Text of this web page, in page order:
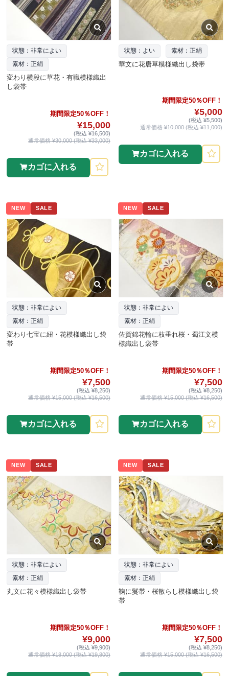
状態：非常によい
素材：正絹
変わり横段に草花・有職模様織出
し袋帯
期間限定50％OFF！
¥15,000
(税込 ¥16,500)
通常価格 ¥30,000 (税込 ¥33,000)
カゴに入れる
状態：よい 素材：正絹
華文に花唐草模様織出し袋帯
期間限定50％OFF！
¥5,000
(税込 ¥5,500)
通常価格 ¥10,000 (税込 ¥11,000)
カゴに入れる
NEW SALE
状態：非常によい
素材：正絹
変わり七宝に紐・花模様織出し袋
帯
期間限定50％OFF！
¥7,500
(税込 ¥8,250)
通常価格 ¥15,000 (税込 ¥16,500)
カゴに入れる
NEW SALE
状態：非常によい
素材：正絹
佐賀錦花輪に枝垂れ桜・蜀江文模
様織出し袋帯
期間限定50％OFF！
¥7,500
(税込 ¥8,250)
通常価格 ¥15,000 (税込 ¥16,500)
カゴに入れる
NEW SALE
状態：非常によい
素材：正絹
丸文に花々模様織出し袋帯
期間限定50％OFF！
¥9,000
(税込 ¥9,900)
通常価格 ¥18,000 (税込 ¥19,800)
NEW SALE
状態：非常によい
素材：正絹
鞠に鬘帯・桜散らし模様織出し袋
帯
期間限定50％OFF！
¥7,500
(税込 ¥8,250)
通常価格 ¥15,000 (税込 ¥16,500)